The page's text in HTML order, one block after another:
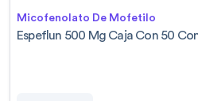
Micofenolato De Mofetilo
Espeflun 500 Mg Caja Con 50